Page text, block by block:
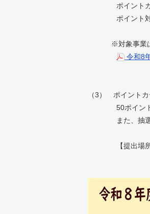
ポイントカード
ポイント対象
※対象事業は
令和8
（3） ポイントカ
50ポイント以上
また、抽選で島
【提出場所】
市役所保